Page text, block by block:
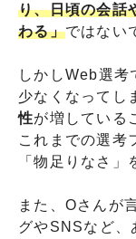
り、日頃の会話
わる」ではない
しかしWeb選考
少なくなってし
性が増している
これまでの選考
「物足りなさ」
また、Oさんが
グやSNSなど、